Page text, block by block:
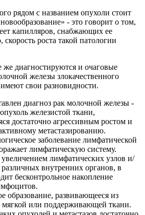
рядом с названием опухоли стоит
- это говорит о том,
капилляров, снабжающих ее
скорость роста такой патологии
же диагностируются и очаговые
железы злокачественного
свои разновидности.
диагноз рак молочной железы -
железистой ткани,
достаточно агрессивным ростом и
метастазированию.
заболевание лимфатической
лимфатическую систему.
увеличением лимфатических узлов и/
внутренних органов, в
бесконтрольное накопление
образование, развивающееся из
мягкой или поддерживающей ткани.